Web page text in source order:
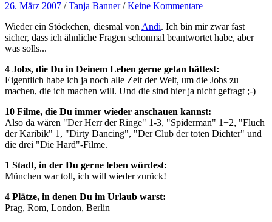
26. März 2007 /Tanja Banner /Keine Kommentare
Wieder ein Stöckchen, diesmal vonAndi. Ich bin mir zwar fast
sicher, dass ich ähnliche Fragen schonmal beantwortet habe, aber
was solls...
4 Jobs, die Du in Deinem Leben gerne getan hättest:
Eigentlich habe ich ja noch alle Zeit der Welt, um die Jobs zu
machen, die ich machen will. Und die sind hier ja nicht gefragt ;-)
10 Filme, die Du immer wieder anschauen kannst:
Also da wären "Der Herr der Ringe" 1-3, "Spiderman" 1+2, "Fluch
der Karibik" 1, "Dirty Dancing", "Der Club der toten Dichter" und
die drei "Die Hard"-Filme.
1 Stadt, in der Du gerne leben würdest:
München war toll, ich will wieder zurück!
4 Plätze, in denen Du im Urlaub warst:
Prag, Rom, London, Berlin